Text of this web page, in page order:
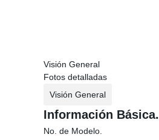
Visión General
Fotos detalladas
Visión General
Información Básica.
No. de Modelo.